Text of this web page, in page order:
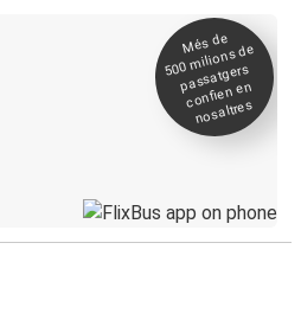
Més de
500
milions de
passatgers
confien en
nosaltres